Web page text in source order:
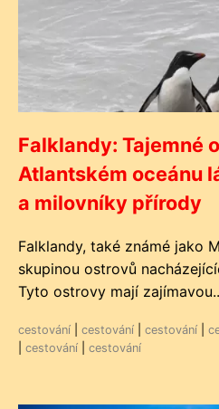
Falklandy: Tajemné
Atlantském oceánu
a milovníky přírody
Falklandy, také známé jako
skupinou ostrovů
Tyto ostrovy mají
cestování cestování cestování
cestování cestování